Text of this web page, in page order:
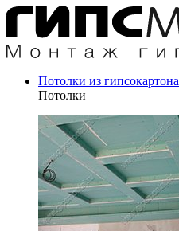
Потолки из гипсокартона
Потолки